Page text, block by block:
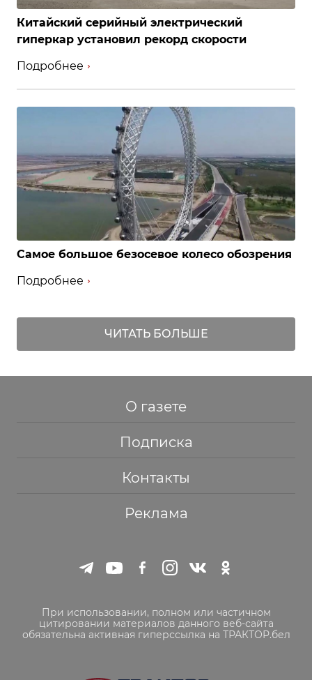
Китайский серийный электрический
гиперкар установил рекорд скорости
Подробнее
Самое большое безосевое колесо обозрения
Подробнее
ЧИТАТЬ БОЛЬШЕ
О газете
Подписка
Контакты
Реклама
При использовании, полном или частичном
цитировании материалов данного веб-сайта
обязательна активная гиперссылка на ТРАКТОР.бел